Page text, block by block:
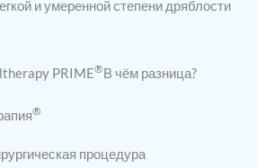
и умеренной степени дряблости
PRIME®В чём разница?
®
процедура